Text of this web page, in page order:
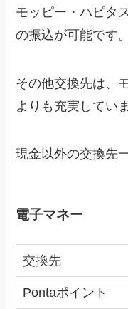
モッピー・ハピタ
の振込が可能です。
その他交換先は、
よりも充実してい
現金以外の交換先
電子マネー
交換先
Pontaポイント